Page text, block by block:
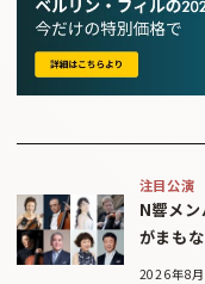
注目公演
N響メ
がまも
2026年8